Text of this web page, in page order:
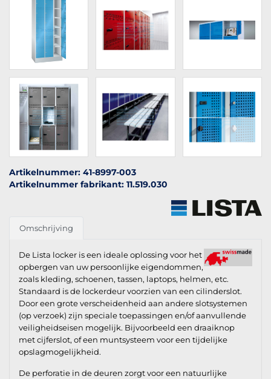
Artikelnummer: 41-8997-003
Artikelnummer fabrikant: 11.519.030
Omschrijving
De Lista locker is een ideale oplossing voor het
opbergen van uw persoonlijke eigendommen,
zoals kleding, schoenen, tassen, laptops, helmen, etc.
Standaard is de lockerdeur voorzien van een cilinderslot.
Door een grote verscheidenheid aan andere slotsystemen
(op verzoek) zijn speciale toepassingen en/of aanvullende
veiligheidseisen mogelijk. Bijvoorbeeld een draaiknop
met cijferslot, of een muntsysteem voor een tijdelijke
opslagmogelijkheid.
De perforatie in de deuren zorgt voor een natuurlijke